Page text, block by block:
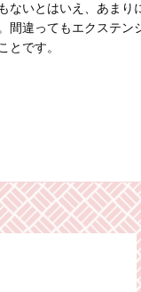
ないとはいえ、あまり
間違ってもエクステン
とです。